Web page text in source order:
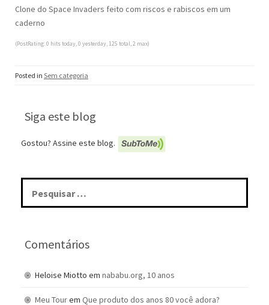
Clone do Space Invaders feito com riscos e rabiscos em um
caderno
(PostRating: 0 hits today, 0 yesterday, 125 total, 2 max)
Posted in Sem categoria
Siga este blog
Gostou? Assine este blog.
Pesquisar
por:
Comentários
Heloise Miotto em nababu.org, 10 anos
Meu Tourem Que produto dos anos 80 você adora?